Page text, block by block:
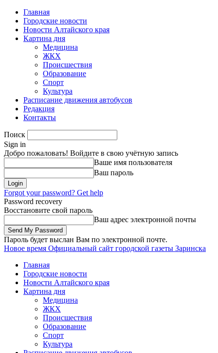
Главная
Городские новости
Новости Алтайского края
Картина дня
Медицина
ЖКХ
Происшествия
Образование
Спорт
Культура
Расписание движения автобусов
Редакция
Контакты
Поиск
Sign in
Добро пожаловать! Войдите в свою учётную запись
Ваше имя пользователя
Ваш пароль
Forgot your password? Get help
Password recovery
Восстановите свой пароль
Ваш адрес электронной почты
Пароль будет выслан Вам по электронной почте.
Новое время Официальный сайт городской газеты Заринска
Главная
Городские новости
Новости Алтайского края
Картина дня
Медицина
ЖКХ
Происшествия
Образование
Спорт
Культура